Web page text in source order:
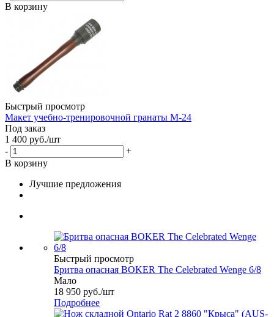
В корзину
Быстрый просмотр
Макет учебно-тренировочной гранаты М-24
Под заказ
1 400 руб./шт
-
+
В корзину
Лучшие предложения
Быстрый просмотр
Бритва опасная BOKER The Celebrated Wenge 6/8
Мало
18 950 руб./шт
Подробнее